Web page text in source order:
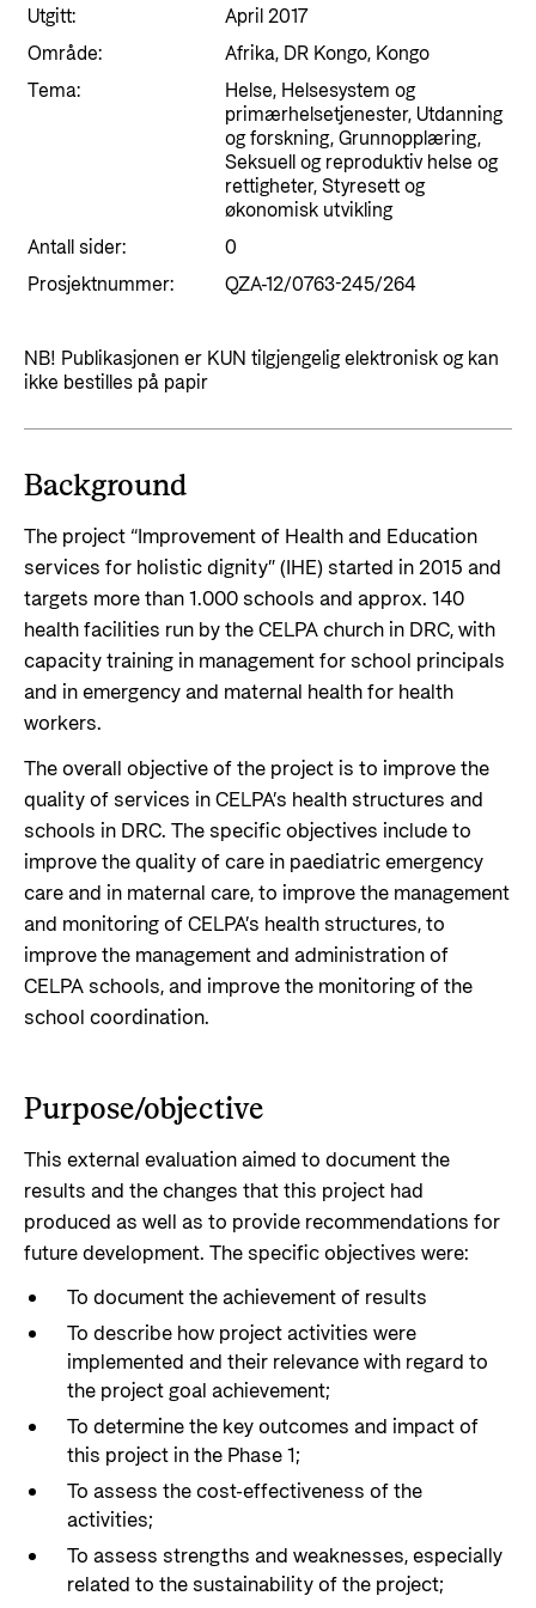
Styresett og økonomisk utvikling
For næringslivet
Statsgarantiordningen for investeringer i
Norad - Partnerskap med privat sektor
Nyttige lenker
Viktige dokumenter og lenker
Evalueringer (Norec)
Historie
Kontakt oss
Norads Varslingstjeneste
Logo
Utgitt:
April 2017
Område:
Afrika, DR Kongo, Kongo
Tema:
Helse, Helsesystem og
primærhelsetjenester, Utdanning
og forskning, Grunnopplæring,
Seksuell og reproduktiv helse og
rettigheter, Styresett og
økonomisk utvikling
Antall sider:
0
Prosjektnummer:
QZA-12/0763-245/264
NB! Publikasjonen er KUN tilgjengelig elektronisk og kan
ikke bestilles på papir
Background
The project “Improvement of Health and Education
services for holistic dignity” (IHE) started in 2015 and
targets more than 1.000 schools and approx. 140
health facilities run by the CELPA church in DRC, with
capacity training in management for school principals
and in emergency and maternal health for health
workers.
The overall objective of the project is to improve the
quality of services in CELPA’s health structures and
schools in DRC. The specific objectives include to
improve the quality of care in paediatric emergency
care and in maternal care, to improve the management
and monitoring of CELPA’s health structures, to
improve the management and administration of
CELPA schools, and improve the monitoring of the
school coordination.
Purpose/objective
This external evaluation aimed to document the
results and the changes that this project had
produced as well as to provide recommendations for
future development. The specific objectives were:
To document the achievement of results
To describe how project activities were
implemented and their relevance with regard to
the project goal achievement;
To determine the key outcomes and impact of
this project in the Phase 1;
To assess the cost-effectiveness of the
activities;
To assess strengths and weaknesses, especially
related to the sustainability of the project;